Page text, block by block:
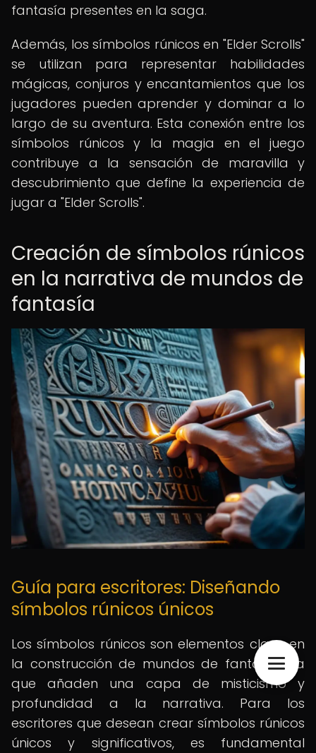
fantasía presentes en la saga.
Además, los símbolos rúnicos en "Elder Scrolls"
se utilizan para representar habilidades
mágicas, conjuros y encantamientos que los
jugadores pueden aprender y dominar a lo
largo de su aventura. Esta conexión entre los
símbolos rúnicos y la magia en el juego
contribuye a la sensación de maravilla y
descubrimiento que define la experiencia de
jugar a "Elder Scrolls".
Creación de símbolos rúnicos
en la narrativa de mundos de
fantasía
Guía para escritores: Diseñando
símbolos rúnicos únicos
Los símbolos rúnicos son elementos clave en
la construcción de mundos de fantasía, ya
que añaden una capa de misticismo y
profundidad a la narrativa. Para los
escritores que desean crear símbolos rúnicos
únicos y significativos, es fundamental